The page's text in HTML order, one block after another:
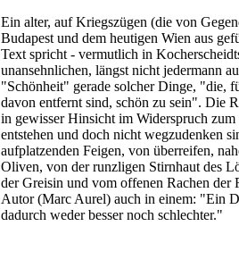
Ein alter, auf Kriegszügen (die von
Budapest und dem heutigen Wien aus
Text spricht - vermutlich in
unansehnlichen, längst nicht jedermann
"Schönheit" gerade solcher Dinge, "die,
davon entfernt sind, schön zu sein". Die
in gewisser Hinsicht im Widerspruch zum
entstehen und doch nicht wegzudenken
aufplatzenden Feigen, von überreifen,
Oliven, von der runzligen Stirnhaut des
der Greisin und vom offenen Rachen der
Autor (Marc Aurel) auch in einem: "Ein
dadurch weder besser noch schlechter."